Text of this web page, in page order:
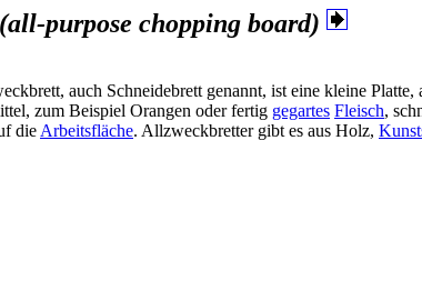
(all-purpose chopping board)
auch Schneidebrett genannt, ist eine kleine Platte,
zum Beispiel Orangen oder fertig gegartes Fleisch,
die Arbeitsfläche. Allzweckbretter gibt es aus Holz,